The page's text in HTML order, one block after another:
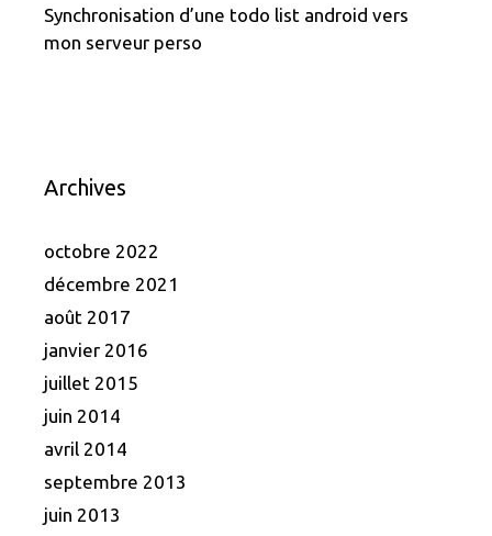
Synchronisation d’une todo list android vers
mon serveur perso
Archives
octobre 2022
décembre 2021
août 2017
janvier 2016
juillet 2015
juin 2014
avril 2014
septembre 2013
juin 2013